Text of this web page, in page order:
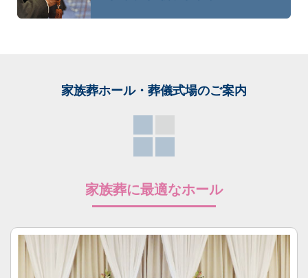
家族葬ホール・葬儀式場のご案内
家族葬に最適なホール